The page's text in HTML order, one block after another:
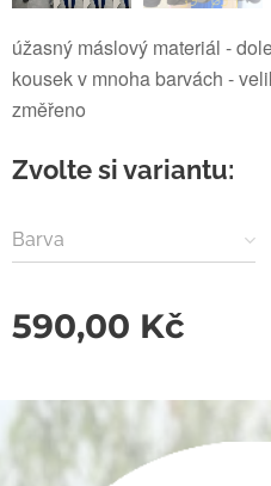
úžasný máslový materiál -
kousek v mnoha barvách -
změřeno
Zvolte si variantu:
Barva
590,00 Kč